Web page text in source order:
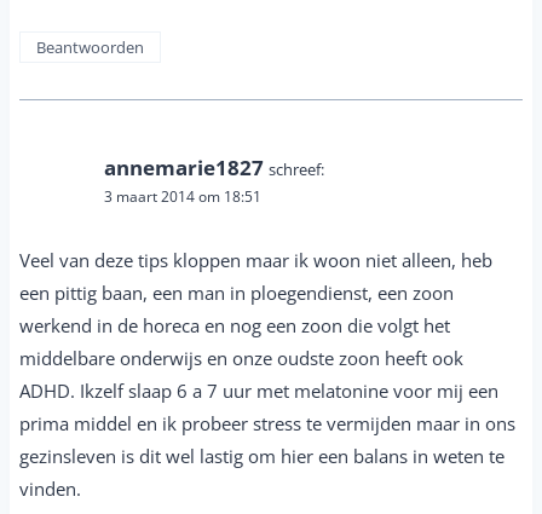
Beantwoorden
annemarie1827 schreef:
3 maart 2014 om 18:51
Veel van deze tips kloppen maar ik woon niet alleen, heb
een pittig baan, een man in ploegendienst, een zoon
werkend in de horeca en nog een zoon die volgt het
middelbare onderwijs en onze oudste zoon heeft ook
ADHD. Ikzelf slaap 6 a 7 uur met melatonine voor mij een
prima middel en ik probeer stress te vermijden maar in ons
gezinsleven is dit wel lastig om hier een balans in weten te
vinden.